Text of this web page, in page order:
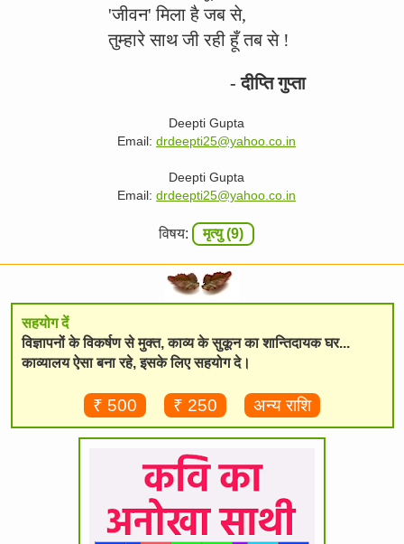
'जीवन' मिला है जब से,
तुम्हारे साथ जी रही हूँ तब से !
- दीप्ति गुप्ता
Deepti Gupta
Email: drdeepti25@yahoo.co.in
Deepti Gupta
Email: drdeepti25@yahoo.co.in
विषय: मृत्यु (9)
सहयोग दें
विज्ञापनों के विकर्षण से मुक्त, काव्य के सुकून का शान्तिदायक घर...
काव्यालय ऐसा बना रहे, इसके लिए सहयोग दे।
₹ 500 ₹ 250 अन्य राशि